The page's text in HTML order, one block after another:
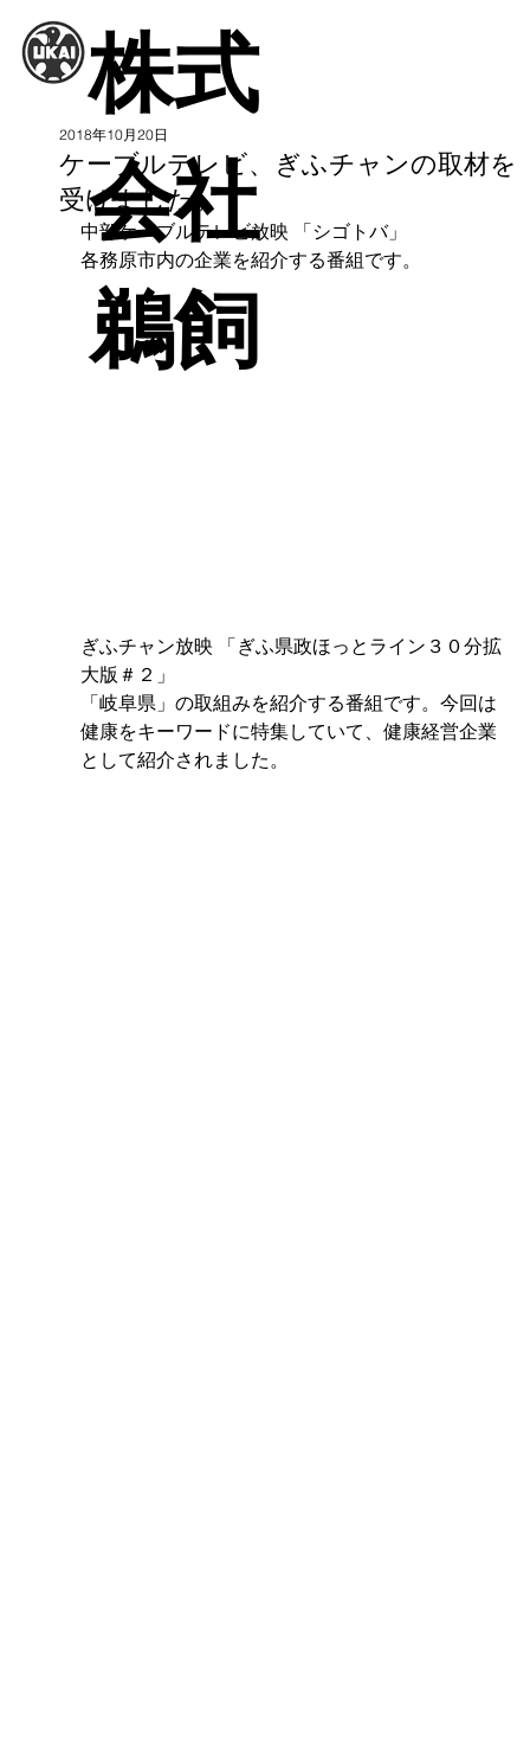
株式
会社
鵜飼
ケーブルテレビ、ぎふチャンの取材を
受けました。
2018年10月20日
中部ケーブルテレビ放映 「シゴトバ」
各務原市内の企業を紹介する番組です。
ぎふチャン放映 「ぎふ県政ほっとライン３０分拡
大版＃２」
「岐阜県」の取組みを紹介する番組です。今回は
健康をキーワードに特集していて、健康経営企業
として紹介されました。